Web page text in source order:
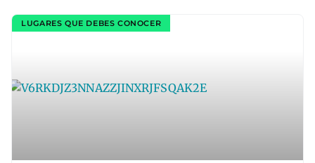
LUGARES QUE DEBES CONOCER